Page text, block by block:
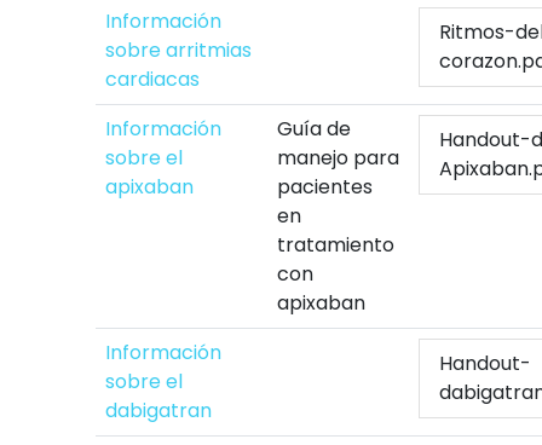
Información
sobre arritmias
cardiacas
Ritmos-
Información
sobre el
apixaban
Guía de
manejo para
pacientes
en
tratamiento
con
apixaban
Handout-
Información
sobre el
dabigatran
Handout-